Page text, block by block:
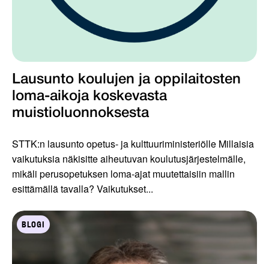
Lausunto koulujen ja oppilaitosten
loma-aikoja koskevasta
muistioluonnoksesta
STTK:n lausunto opetus- ja kulttuuriministeriölle Millaisia
vaikutuksia näkisitte aiheutuvan koulutusjärjestelmälle,
mikäli perusopetuksen loma-ajat muutettaisiin mallin
esittämällä tavalla? Vaikutukset...
BLOGI